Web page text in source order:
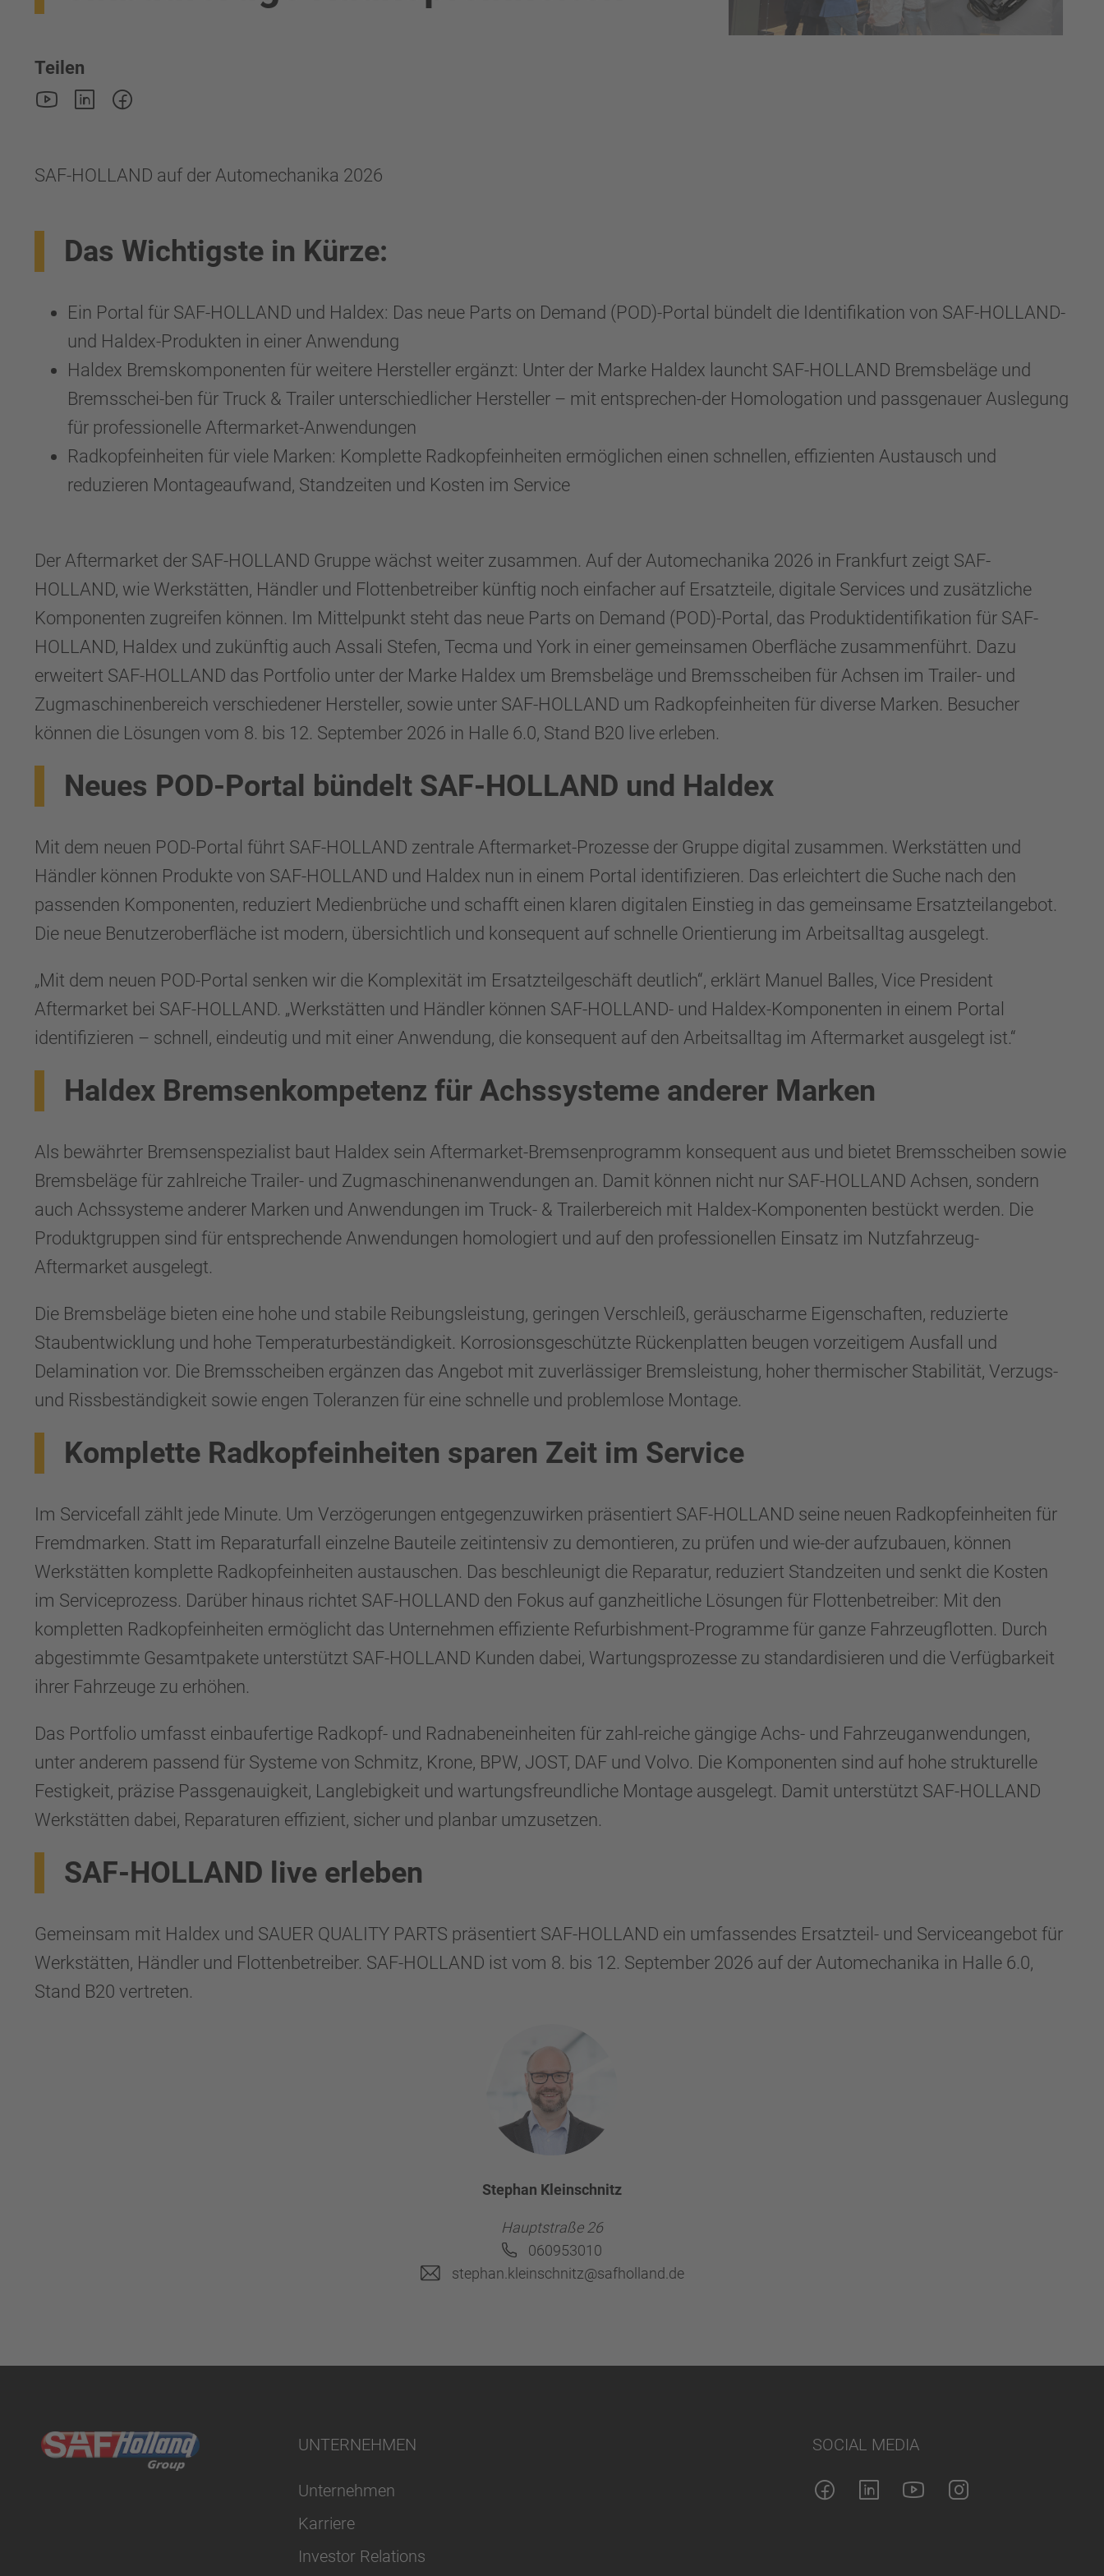
Teilen
SAF-HOLLAND auf der Automechanika 2026
Das Wichtigste in Kürze:
Ein Portal für SAF-HOLLAND und Haldex: Das neue Parts on Demand (POD)-Portal bündelt die Identifikation von SAF-HOLLAND-
und Haldex-Produkten in einer Anwendung
Haldex Bremskomponenten für weitere Hersteller ergänzt: Unter der Marke Haldex launcht SAF-HOLLAND Bremsbeläge und
Bremsschei-ben für Truck & Trailer unterschiedlicher Hersteller – mit entsprechen-der Homologation und passgenauer Auslegung
für professionelle Aftermarket-Anwendungen
Radkopfeinheiten für viele Marken: Komplette Radkopfeinheiten ermöglichen einen schnellen, effizienten Austausch und
reduzieren Montageaufwand, Standzeiten und Kosten im Service
Der Aftermarket der SAF-HOLLAND Gruppe wächst weiter zusammen. Auf der Automechanika 2026 in Frankfurt zeigt SAF-
HOLLAND, wie Werkstätten, Händler und Flottenbetreiber künftig noch einfacher auf Ersatzteile, digitale Services und zusätzliche
Komponenten zugreifen können. Im Mittelpunkt steht das neue Parts on Demand (POD)-Portal, das Produktidentifikation für SAF-
HOLLAND, Haldex und zukünftig auch Assali Stefen, Tecma und York in einer gemeinsamen Oberfläche zusammenführt. Dazu
erweitert SAF-HOLLAND das Portfolio unter der Marke Haldex um Bremsbeläge und Bremsscheiben für Achsen im Trailer- und
Zugmaschinenbereich verschiedener Hersteller, sowie unter SAF-HOLLAND um Radkopfeinheiten für diverse Marken. Besucher
können die Lösungen vom 8. bis 12. September 2026 in Halle 6.0, Stand B20 live erleben.
Neues POD-Portal bündelt SAF-HOLLAND und Haldex
Mit dem neuen POD-Portal führt SAF-HOLLAND zentrale Aftermarket-Prozesse der Gruppe digital zusammen. Werkstätten und
Händler können Produkte von SAF-HOLLAND und Haldex nun in einem Portal identifizieren. Das erleichtert die Suche nach den
passenden Komponenten, reduziert Medienbrüche und schafft einen klaren digitalen Einstieg in das gemeinsame Ersatzteilangebot.
Die neue Benutzeroberfläche ist modern, übersichtlich und konsequent auf schnelle Orientierung im Arbeitsalltag ausgelegt.
„Mit dem neuen POD-Portal senken wir die Komplexität im Ersatzteilgeschäft deutlich“, erklärt Manuel Balles, Vice President
Aftermarket bei SAF-HOLLAND. „Werkstätten und Händler können SAF-HOLLAND- und Haldex-Komponenten in einem Portal
identifizieren – schnell, eindeutig und mit einer Anwendung, die konsequent auf den Arbeitsalltag im Aftermarket ausgelegt ist.“
Haldex Bremsenkompetenz für Achssysteme anderer Marken
Als bewährter Bremsenspezialist baut Haldex sein Aftermarket-Bremsenprogramm konsequent aus und bietet Bremsscheiben sowie
Bremsbeläge für zahlreiche Trailer- und Zugmaschinenanwendungen an. Damit können nicht nur SAF-HOLLAND Achsen, sondern
auch Achssysteme anderer Marken und Anwendungen im Truck- & Trailerbereich mit Haldex-Komponenten bestückt werden. Die
Produktgruppen sind für entsprechende Anwendungen homologiert und auf den professionellen Einsatz im Nutzfahrzeug-
Aftermarket ausgelegt.
Die Bremsbeläge bieten eine hohe und stabile Reibungsleistung, geringen Verschleiß, geräuscharme Eigenschaften, reduzierte
Staubentwicklung und hohe Temperaturbeständigkeit. Korrosionsgeschützte Rückenplatten beugen vorzeitigem Ausfall und
Delamination vor. Die Bremsscheiben ergänzen das Angebot mit zuverlässiger Bremsleistung, hoher thermischer Stabilität, Verzugs-
und Rissbeständigkeit sowie engen Toleranzen für eine schnelle und problemlose Montage.
Komplette Radkopfeinheiten sparen Zeit im Service
Im Servicefall zählt jede Minute. Um Verzögerungen entgegenzuwirken präsentiert SAF-HOLLAND seine neuen Radkopfeinheiten für
Fremdmarken. Statt im Reparaturfall einzelne Bauteile zeitintensiv zu demontieren, zu prüfen und wie-der aufzubauen, können
Werkstätten komplette Radkopfeinheiten austauschen. Das beschleunigt die Reparatur, reduziert Standzeiten und senkt die Kosten
im Serviceprozess. Darüber hinaus richtet SAF-HOLLAND den Fokus auf ganzheitliche Lösungen für Flottenbetreiber: Mit den
kompletten Radkopfeinheiten ermöglicht das Unternehmen effiziente Refurbishment-Programme für ganze Fahrzeugflotten. Durch
abgestimmte Gesamtpakete unterstützt SAF-HOLLAND Kunden dabei, Wartungsprozesse zu standardisieren und die Verfügbarkeit
ihrer Fahrzeuge zu erhöhen.
Das Portfolio umfasst einbaufertige Radkopf- und Radnabeneinheiten für zahl-reiche gängige Achs- und Fahrzeuganwendungen,
unter anderem passend für Systeme von Schmitz, Krone, BPW, JOST, DAF und Volvo. Die Komponenten sind auf hohe strukturelle
Festigkeit, präzise Passgenauigkeit, Langlebigkeit und wartungsfreundliche Montage ausgelegt. Damit unterstützt SAF-HOLLAND
Werkstätten dabei, Reparaturen effizient, sicher und planbar umzusetzen.
SAF-HOLLAND live erleben
Gemeinsam mit Haldex und SAUER QUALITY PARTS präsentiert SAF-HOLLAND ein umfassendes Ersatzteil- und Serviceangebot für
Werkstätten, Händler und Flottenbetreiber. SAF-HOLLAND ist vom 8. bis 12. September 2026 auf der Automechanika in Halle 6.0,
Stand B20 vertreten.
Stephan Kleinschnitz
Hauptstraße 26
060953010
stephan.kleinschnitz@safholland.de
UNTERNEHMEN
Unternehmen
Karriere
Investor Relations
SOCIAL MEDIA